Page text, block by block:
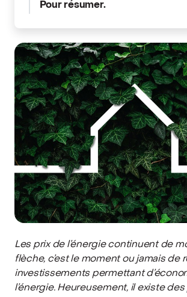
Pour résumer.
Les prix de l’énergie continuent de
flèche, c’est le moment ou jamais de
investissements permettant
l’énergie. Heureusement, il existe